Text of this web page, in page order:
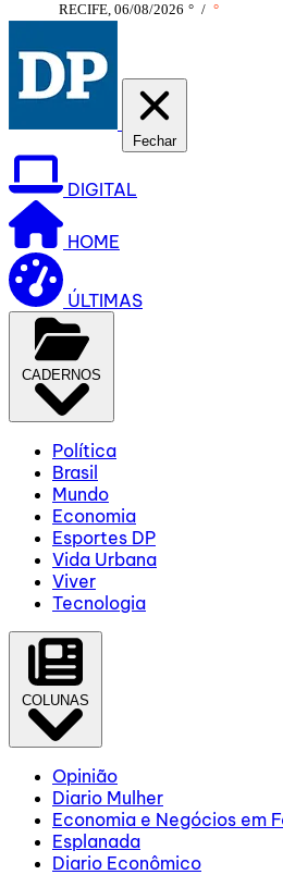
RECIFE, 06/08/2026 ° / °
Fechar
DIGITAL
HOME
ÚLTIMAS
CADERNOS
Política
Brasil
Mundo
Economia
Esportes DP
Vida Urbana
Viver
Tecnologia
COLUNAS
Opinião
Diario Mulher
Economia e Negócios em
Esplanada
Diario Econômico